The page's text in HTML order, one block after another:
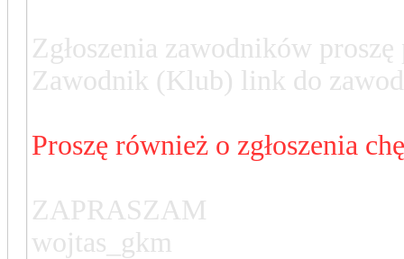
Zgłoszenia zawodników
Zawodnik (Klub) link do
Proszę również o zgłoszenia
ZAPRASZAM
wojtas_gkm